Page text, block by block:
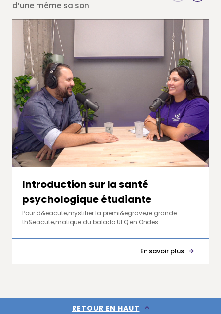
d’une même saison
Introduction sur la santé
psychologique étudiante
Pour d&eacute;mystifier la premi&egrave;re grande
th&eacute;matique du balado UEQ en Ondes...
En savoir plus
RETOUR EN HAUT